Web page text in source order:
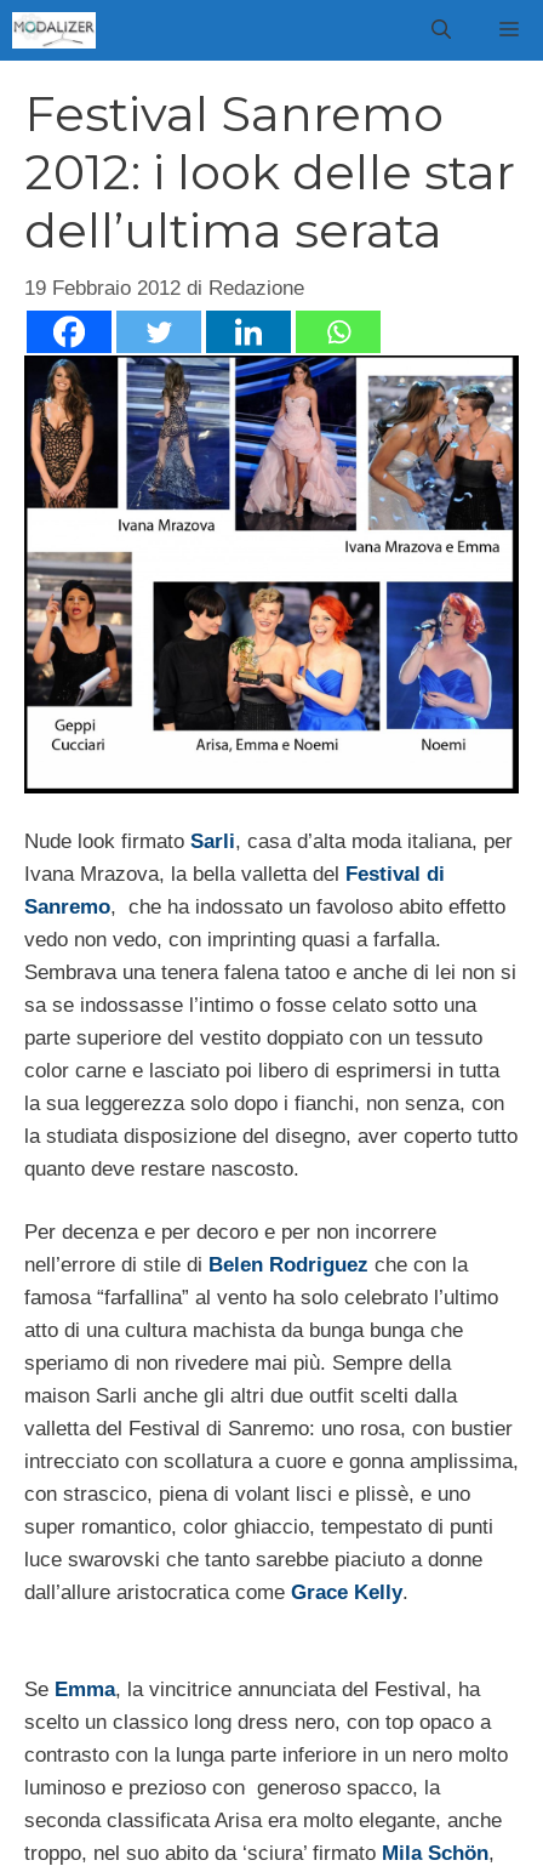
Vai
al
Festival Sanremo
2012: i look delle star
dell’ultima serata
19 Febbraio 2012 di Redazione
Nude look firmato Sarli, casa d’alta moda italiana, per
Ivana Mrazova, la bella valletta del Festival di
Sanremo, che ha indossato un favoloso abito effetto
vedo non vedo, con imprinting quasi a farfalla.
Sembrava una tenera falena tatoo e anche di lei non si
sa se indossasse l’intimo o fosse celato sotto una
parte superiore del vestito doppiato con un tessuto
color carne e lasciato poi libero di esprimersi in tutta
la sua leggerezza solo dopo i fianchi, non senza, con
la studiata disposizione del disegno, aver coperto tutto
quanto deve restare nascosto.
Per decenza e per decoro e per non incorrere
nell’errore di stile di Belen Rodriguez che con la
famosa “farfallina” al vento ha solo celebrato l’ultimo
atto di una cultura machista da bunga bunga che
speriamo di non rivedere mai più. Sempre della
maison Sarli anche gli altri due outfit scelti dalla
valletta del Festival di Sanremo: uno rosa, con bustier
intrecciato con scollatura a cuore e gonna amplissima,
con strascico, piena di volant lisci e plissè, e uno
super romantico, color ghiaccio, tempestato di punti
luce swarovski che tanto sarebbe piaciuto a donne
dall’allure aristocratica come Grace Kelly.
Se Emma, la vincitrice annunciata del Festival, ha
scelto un classico long dress nero, con top opaco a
contrasto con la lunga parte inferiore in un nero molto
luminoso e prezioso con generoso spacco, la
seconda classificata Arisa era molto elegante, anche
troppo, nel suo abito da ‘sciura’ firmato Mila Schön,